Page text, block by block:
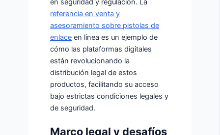
en seguridad y regulación. La
referencia en venta y
asesoramiento sobre pistolas de
enlace en línea es un ejemplo de
cómo las plataformas digitales
están revolucionando la
distribución legal de estos
productos, facilitando su acceso
bajo estrictas condiciones legales y
de seguridad.
Marco legal y desafíos